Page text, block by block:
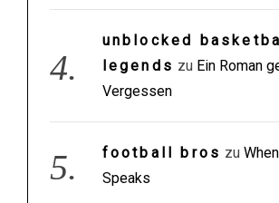
unblocked
legends zu Ein Roman
Vergessen
football bros zu
Speaks